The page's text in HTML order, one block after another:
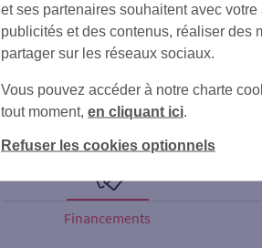
Nos produits
Financements
et ses partenaires souhaitent avec
publicités et des contenus, réaliser des
partager sur les réseaux sociaux.
Vous pouvez accéder à notre charte
tout moment, en cliquant ici.
Refuser les cookies optionnels